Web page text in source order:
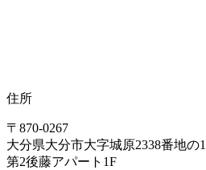
住所
〒870-0267
大分県大分市大字城原2338番地の1
第2後藤アパート1F